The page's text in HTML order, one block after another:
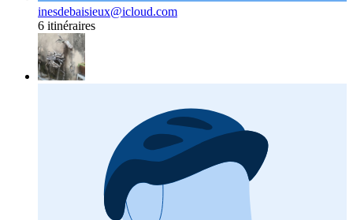
inesdebaisieux@icloud.com
6 itinéraires